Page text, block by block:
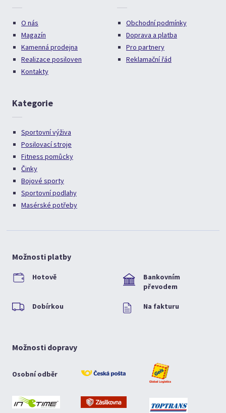
O nás
Magazín
Kamenná prodejna
Realizace posiloven
Kontakty
Obchodní podmínky
Doprava a platba
Pro partnery
Reklamační řád
Kategorie
Sportovní výživa
Posilovací stroje
Fitness pomůcky
Činky
Bojové sporty
Sportovní podlahy
Masérské potřeby
Možnosti platby
Hotově
Bankovním
převodem
Dobírkou Na fakturu
Možnosti dopravy
Osobní odběr